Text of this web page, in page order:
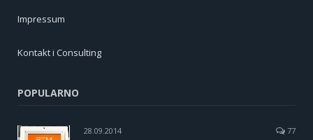
Impressum
Kontakt i Consulting
POPULARNO
28.09.2014 77